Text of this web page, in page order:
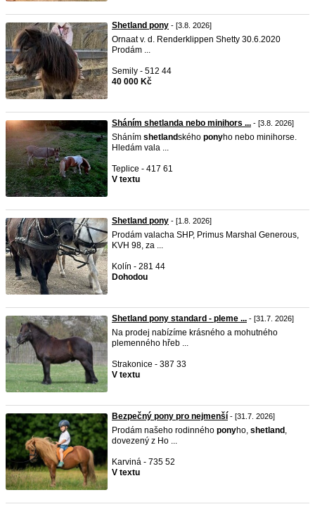
Shetland pony - [3.8. 2026]
Ornaat v. d. Renderklippen Shetty 30.6.2020
Prodám ...
Semily - 512 44
40 000 Kč
Sháním shetlanda nebo minihors ... - [3.8. 2026]
Sháním shetlandského ponyho nebo minihorse.
Hledám vala ...
Teplice - 417 61
V textu
Shetland pony - [1.8. 2026]
Prodám valacha SHP, Primus Marshal Generous,
KVH 98, za ...
Kolín - 281 44
Dohodou
Shetland pony standard - pleme ... - [31.7. 2026]
Na prodej nabízíme krásného a mohutného
plemenného hřeb ...
Strakonice - 387 33
V textu
Bezpečný pony pro nejmenší - [31.7. 2026]
Prodám našeho rodinného ponyho, shetland ,
dovezený z Ho ...
Karviná - 735 52
V textu